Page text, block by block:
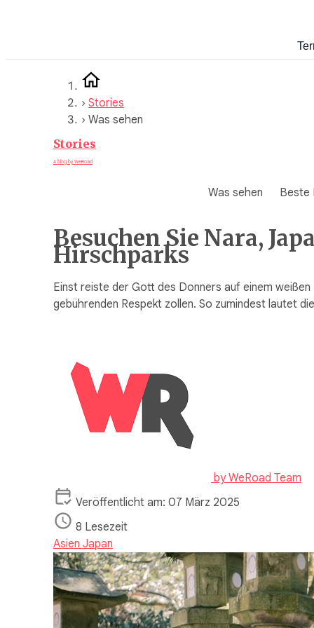
› Stories
› Was sehen
Stories
A blog by WeRoad
Was sehen Beste
Besuchen Sie Nara,
Hirschparks
Einst reiste der Gott des Donners auf einem
gebührenden Respekt zollen. So zumindest lautet
byWeRoad Team
Veröffentlicht am: 07 März 2025
8 Lesezeit
Asien Japan